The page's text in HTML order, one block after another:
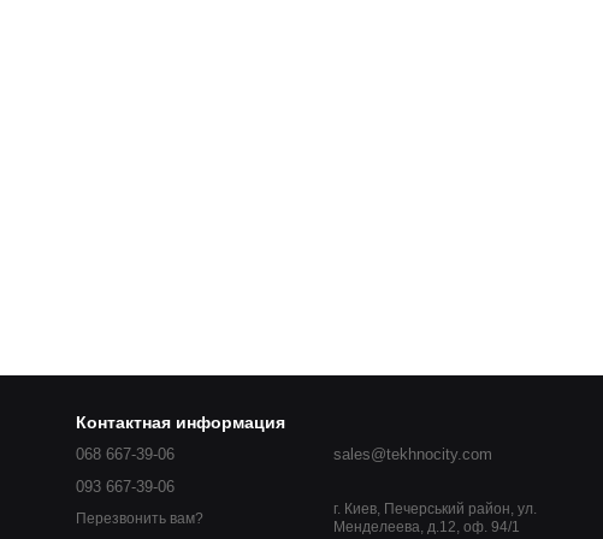
Контактная информация
068 667-39-06
093 667-39-06
Перезвонить вам?
sales@tekhnocity.com
г. Киев, Печерський район, ул.
Менделеева, д.12, оф. 94/1